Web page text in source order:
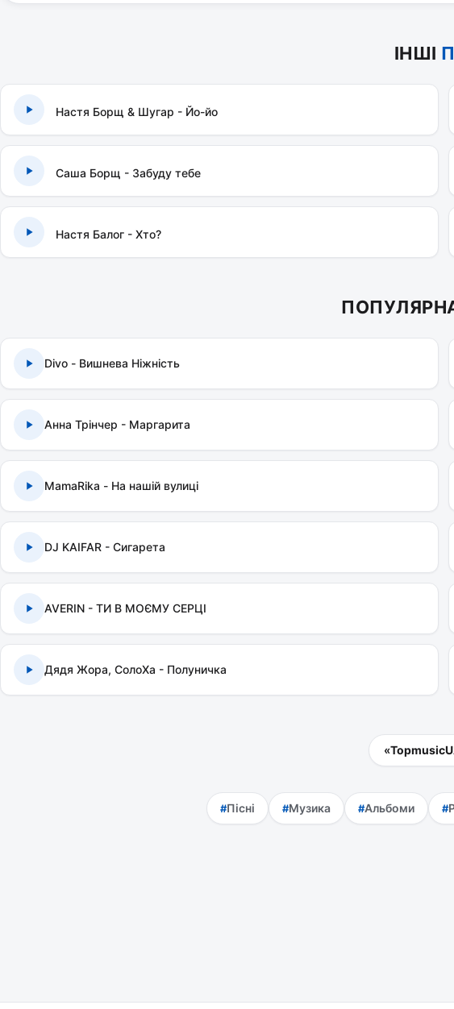
ІНШІ
Настя Борщ & Шугар - Йо-йо
Саша Борщ - Забуду тебе
Настя Балог - Хто?
Divo - Вишнева Ніжність
Анна Трінчер - Маргарита
MamaRika - На нашій вулиці
DJ KAIFAR - Сигарета
AVERIN - ТИ В МОЄМУ СЕРЦІ
Дядя Жора, СолоХа - Полуничка
«
Пісні Музика Альбоми